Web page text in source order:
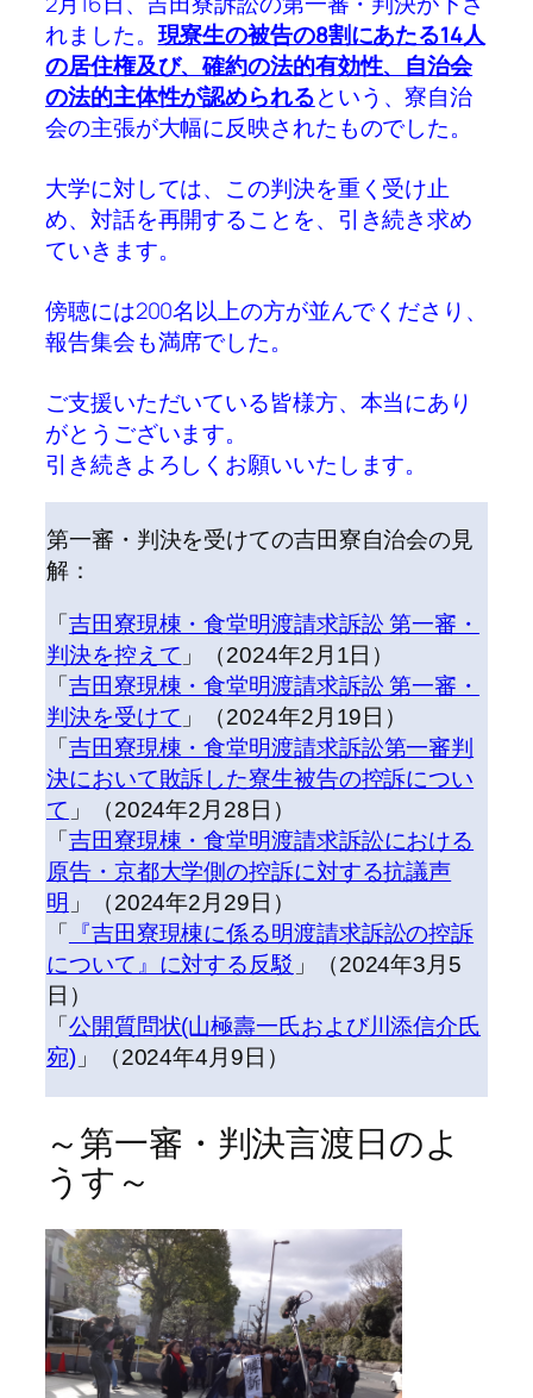
れました。 現寮生の被告の8割にあたる14人
の居住権及び、確約の法的有効性、自治会
の法的主体性が認められるという、寮自治
会の主張が大幅に反映されたものでした。
大学に対しては、この判決を重く受け止
め、対話を再開することを、引き続き求め
ていきます。
傍聴には200名以上の方が並んでくださり、
報告集会も満席でした。
ご支援いただいている皆様方、本当にあり
がとうございます。
引き続きよろしくお願いいたします。
第一審・判決を受けての吉田寮自治会の見
解：
「吉田寮現棟・食堂明渡請求訴訟 第一審・
判決を控えて 」（2024年2月1日）
「吉田寮現棟・食堂明渡請求訴訟 第一審・
判決を受けて 」（2024年2月19日）
「吉田寮現棟・食堂明渡請求訴訟第一審判
決において敗訴した寮生被告の控訴につい
て 」（2024年2月28日）
「吉田寮現棟・食堂明渡請求訴訟における
原告・京都大学側の控訴に対する抗議声
明 」（2024年2月29日）
「 『吉田寮現棟に係る明渡請求訴訟の控訴
について』に対する反駁 」（2024年3月5
日）
「公開質問状(山極壽一氏および川添信介氏
宛)」（2024年4月9日）
～第一審・判決言渡日のよ
うす～